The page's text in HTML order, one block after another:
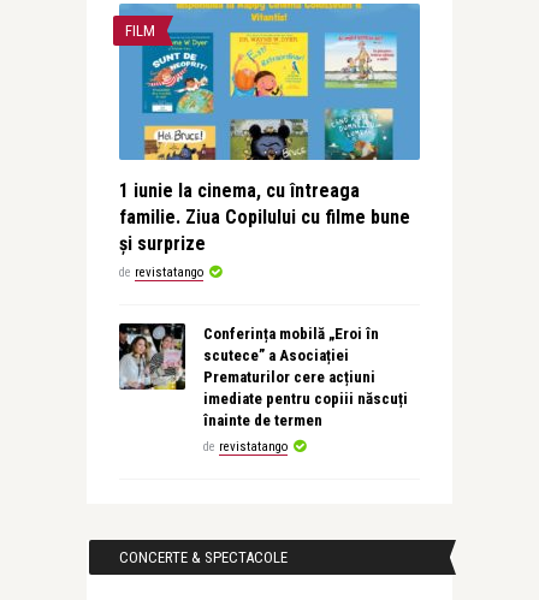
FILM
1 iunie la cinema, cu întreaga
familie. Ziua Copilului cu filme bune
și surprize
de revistatango
Conferința mobilă „Eroi în
scutece” a Asociației
Prematurilor cere acțiuni
imediate pentru copiii născuți
înainte de termen
de revistatango
CONCERTE & SPECTACOLE